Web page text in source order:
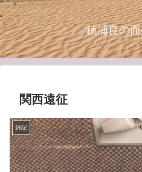
穂浦良の
関西遠征
雑記